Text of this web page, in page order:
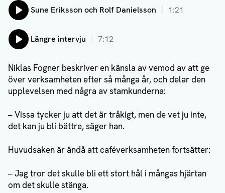
Lyssna på:
Sune Eriksson och Rolf Danielsson 1:21
Lyssna på:
Längre intervju 7:12
Niklas Fogner beskriver en känsla av vemod av att ge
över verksamheten efter så många år, och delar den
upplevelsen med några av stamkunderna:
– Vissa tycker ju att det är tråkigt, men de vet ju inte,
det kan ju bli bättre, säger han.
Huvudsaken är ändå att caféverksamheten fortsätter:
– Jag tror det skulle bli ett stort hål i mångas hjärtan
om det skulle stänga.